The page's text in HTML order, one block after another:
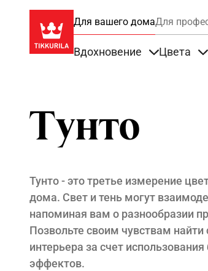
Для вашего домаДля
Вдохновение Цвета
Тунто
Тунто - это третье измерение
дома. Свет и тень могут
напоминая вам о разнообразии
Позвольте своим чувствам
интерьера за счет
эффектов.